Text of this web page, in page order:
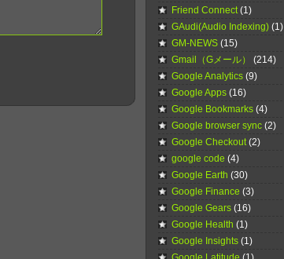
Friend Connect(1)
GAudi(Audio Indexing) (1)
GM-NEWS (15)
Gmail（Gメール）
(214)
Google Analytics (9)
Google Apps (16)
Google Bookmarks (4)
Google browser sync (2)
Google Checkout(2)
google code (4)
Google Earth (30)
Google Finance (3)
Google Gears (16)
Google Health (1)
Google Insights (1)